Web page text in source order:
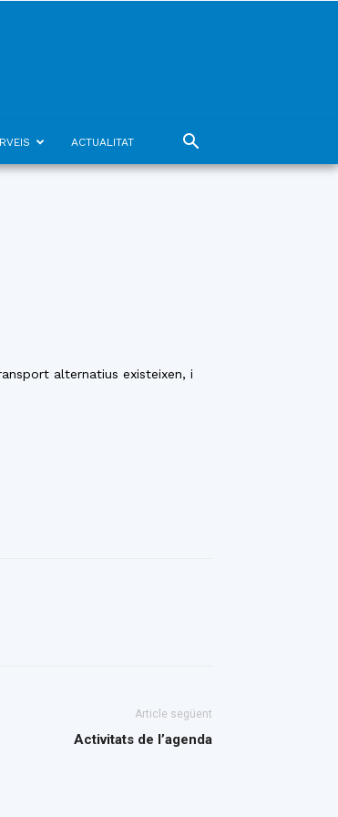
ACTUALITAT
alternatius existeixen, i
Article següent
Activitats de l’agenda